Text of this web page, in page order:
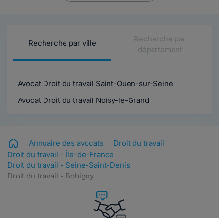
Recherche par ville
Recherche par
département
Avocat Droit du travail Saint-Ouen-sur-Seine
Avocat Droit du travail Noisy-le-Grand
Annuaire des avocats
Droit du travail
Droit du travail - Île-de-France
Droit du travail - Seine-Saint-Denis
Droit du travail - Bobigny